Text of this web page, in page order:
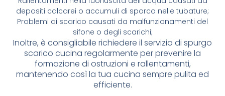
depositi calcarei o accumuli di sporco nelle tubature;
Problemi di scarico causati da malfunzionamenti del
sifone o degli scarichi;
Inoltre, è consigliabile richiedere il servizio di spurgo
scarico cucina regolarmente per prevenire la
formazione di ostruzioni e rallentamenti,
mantenendo così la tua cucina sempre pulita ed
efficiente.